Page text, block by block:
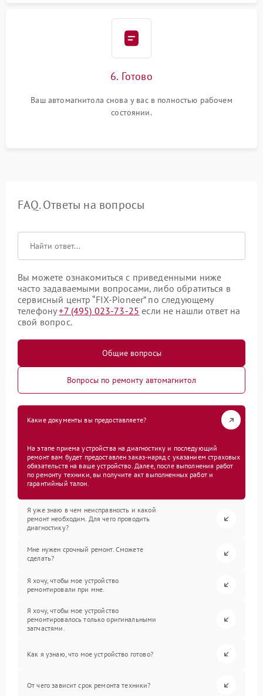
6. Готово
Ваш автомагнитола снова у вас в полностью рабочем
состоянии.
FAQ. Ответы на вопросы
Вы можете ознакомиться с приведенными ниже
часто задаваемыми вопросами, либо обратиться в
сервисный центр “FIX-Pioneer” по следующему
телефону+7 (495) 023-73-25 если не нашли ответ на
свой вопрос.
Общие вопросы
Вопросы по ремонту автомагнитол
Какие документы вы предоставляете?
На этапе приема устройства на диагностику и последующий
ремонт вам будет предоставлен заказ-наряд с указанием страховых
обязательств на ваше устройство. Далее, после выполнения работ
по ремонту техники, вы получите акт выполненных работ и
гарантийный талон.
Я уже знаю в чем неисправность и какой
ремонт необходим. Для чего проводить
диагностику?
Мне нужен срочный ремонт. Сможете
сделать?
Я хочу, чтобы мое устройство
ремонтировали при мне.
Я хочу, чтобы мое устройство
ремонтировалось только оригинальными
запчастями.
Как я узнаю, что мое устройство готово?
От чего зависит срок ремонта техники?